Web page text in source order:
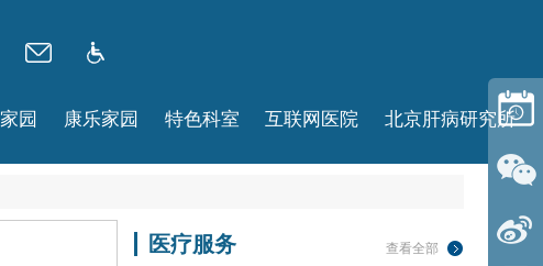
园 康乐家园 特色科室 互联网医院 北京肝病研究所
查看全部
医疗服务